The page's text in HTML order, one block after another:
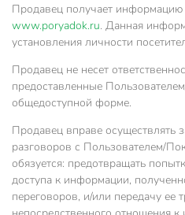
Продавец получает информацию
www.poryadok.ru. Данная
установления личности
Продавец не несет
предоставленные
общедоступной форме.
Продавец вправе осуществлять
разговоров с Пользователем/
обязуется: предотвращать
доступа к информации,
переговоров, и/или передачу